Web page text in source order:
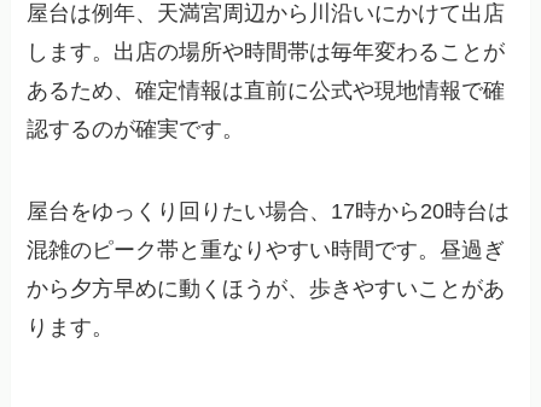
屋台は例年、天満宮周辺から川沿いにかけて出店
します。出店の場所や時間帯は毎年変わることが
あるため、確定情報は直前に公式や現地情報で確
認するのが確実です。
屋台をゆっくり回りたい場合、17時から20時台は
混雑のピーク帯と重なりやすい時間です。昼過ぎ
から夕方早めに動くほうが、歩きやすいことがあ
ります。